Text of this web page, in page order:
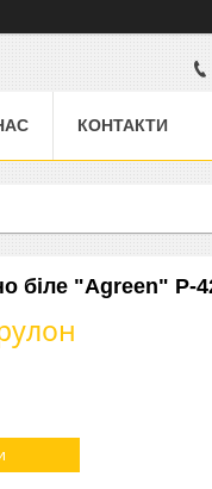
КОНТАКТИ
біле "Agreen" Р-